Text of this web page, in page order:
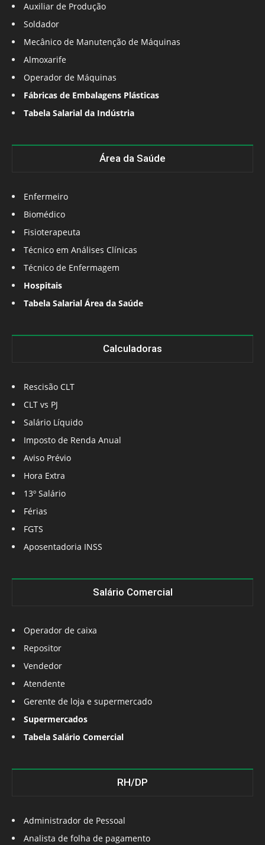
Auxiliar de Produção
Soldador
Mecânico de Manutenção de Máquinas
Almoxarife
Operador de Máquinas
Fábricas de Embalagens Plásticas
Tabela Salarial da Indústria
Área da Saúde
Enfermeiro
Biomédico
Fisioterapeuta
Técnico em Análises Clínicas
Técnico de Enfermagem
Hospitais
Tabela Salarial Área da Saúde
Calculadoras
Rescisão CLT
CLT vs PJ
Salário Líquido
Imposto de Renda Anual
Aviso Prévio
Hora Extra
13º Salário
Férias
FGTS
Aposentadoria INSS
Salário Comercial
Operador de caixa
Repositor
Vendedor
Atendente
Gerente de loja e supermercado
Supermercados
Tabela Salário Comercial
RH/DP
Administrador de Pessoal
Analista de folha de pagamento